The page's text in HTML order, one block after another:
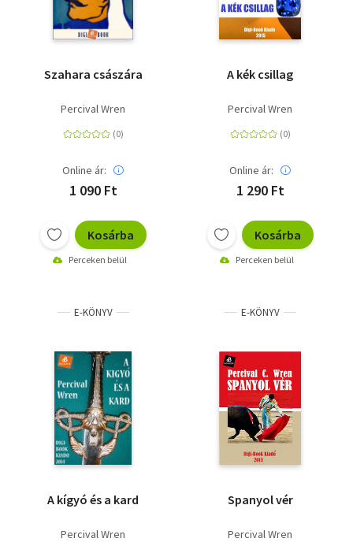
Szahara császára
Percival Wren
Online ár:
1 090 Ft
Kosárba
Perceken belül
A kék csillag
Percival Wren
Online ár:
1 290 Ft
Kosárba
Perceken belül
E-KÖNYV
A kígyó és a kard
Percival Wren
E-KÖNYV
Spanyol vér
Percival Wren